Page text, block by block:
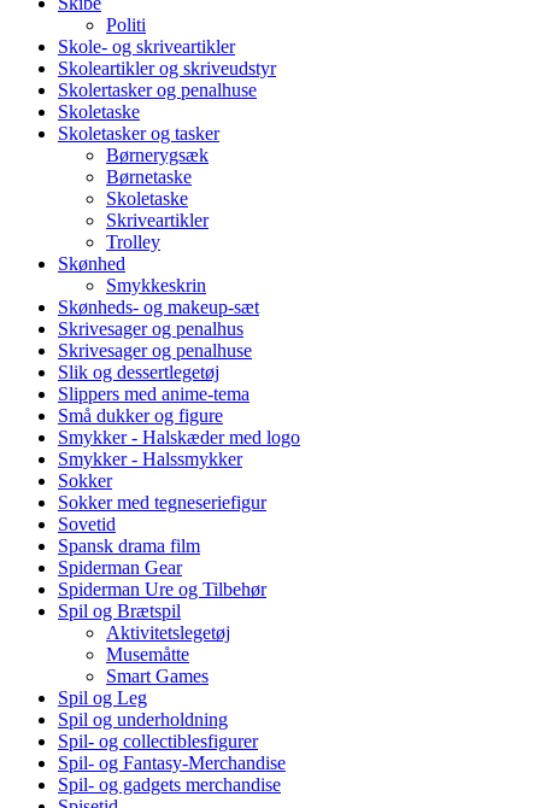
Politi
Skole- og skriveartikler
Skoleartikler og skriveudstyr
Skolertasker og penalhuse
Skoletaske
Skoletasker og tasker
Børnerygsæk
Børnetaske
Skoletaske
Skriveartikler
Trolley
Skønhed
Smykkeskrin
Skønheds- og makeup-sæt
Skrivesager og penalhus
Skrivesager og penalhuse
Slik og dessertlegetøj
Slippers med anime-tema
Små dukker og figure
Smykker - Halskæder med logo
Smykker - Halssmykker
Sokker
Sokker med tegneseriefigur
Sovetid
Spansk drama film
Spiderman Gear
Spiderman Ure og Tilbehør
Spil og Brætspil
Aktivitetslegetøj
Musemåtte
Smart Games
Spil og Leg
Spil og underholdning
Spil- og collectiblesfigurer
Spil- og Fantasy-Merchandise
Spil- og gadgets merchandise